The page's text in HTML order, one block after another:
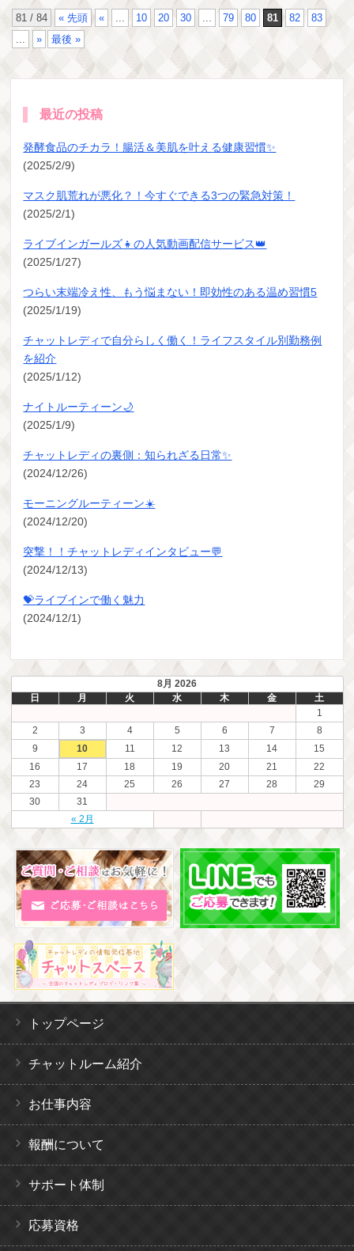
81 / 84 « 先頭 « ... 10 20 30 ... 79 80 81 82
83
...
» 最後 »
最近の投稿
発酵食品のチカラ！腸活＆美肌を叶える健康習慣✨
(2025/2/9)
マスク肌荒れが悪化？！今すぐできる3つの緊急対策！
(2025/2/1)
ライブインガールズ👧の人気動画配信サービス👑
(2025/1/27)
つらい末端冷え性、もう悩まない！即効性のある温め習慣5
(2025/1/19)
チャットレディで自分らしく働く！ライフスタイル別勤務例
を紹介
(2025/1/12)
ナイトルーティーン🌙
(2025/1/9)
チャットレディの裏側：知られざる日常✨
(2024/12/26)
モーニングルーティーン☀️
(2024/12/20)
突撃！！チャットレディインタビュー💬
(2024/12/13)
💝ライブインで働く魅力
(2024/12/1)
8月 2026
日
月 火 水 木 金 土
« 2月
1
2
3 4 5 6 7
8
9
10 11 12 13 14
15
16
17 18 19 20 21
22
23
24 25 26 27 28
29
30
31
トップページ
チャットルーム紹介
お仕事内容
報酬について
サポート体制
応募資格